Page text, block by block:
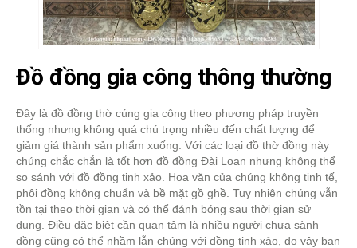
Đồ đồng gia công thông thường
Đây là đồ đồng thờ cúng gia công theo phương pháp truyền
thống nhưng không quá chú trọng nhiều đến chất lượng để
giảm giá thành sản phẩm xuống. Với các loại đồ thờ đồng này
chúng chắc chắn là tốt hơn đồ đồng Đài Loan nhưng không thể
so sánh với đồ đồng tinh xảo. Hoa văn của chúng không tinh tế,
phôi đồng không chuẩn và bề mặt gồ ghề. Tuy nhiên chúng vẫn
tồn tại theo thời gian và có thể đánh bóng sau thời gian sử
dụng. Điều đặc biệt cần quan tâm là nhiều người chưa sành
đồng cũng có thể nhầm lẫn chúng với đồng tinh xảo, do vậy bạn